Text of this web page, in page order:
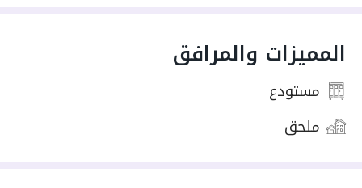
المميزات والمرافق
مستودع
ملحق